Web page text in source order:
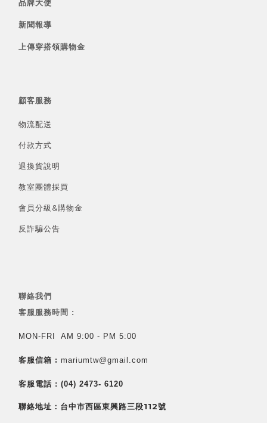
品牌大使
新聞報導
上傳穿搭領購物金
顧客服務
物流配送
付款方式
退換貨說明
教室團體採買
會員分級&購物金
反詐騙公告
聯絡我們
客服服務時間 :
MON-FRI AM 9:00 - PM 5:00
客服信箱 : mariumtw@gmail.com
客服電話 : (04) 2473- 6120
聯絡地址：台中市西區東興路三段112號